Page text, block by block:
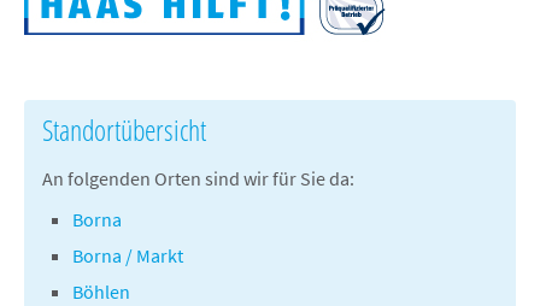
Standortübersicht
An folgenden Orten sind wir für Sie da:
Borna
Borna / Markt
Böhlen